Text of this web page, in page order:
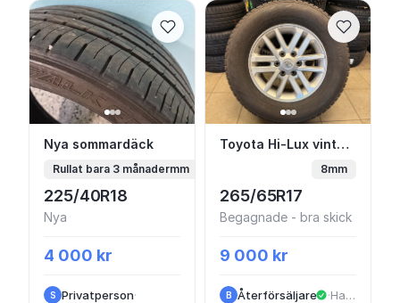
Nya sommardäck
Nya sommardäck
Rullat bara 3 månadermm
225/40R18
Nya
4 000 kr
S Privatperson·
Toyota Hi-LuxToyota Hi-Lux vinterhjul
8mm
265/65R17
Begagnade - bra skick
9 000 kr
B Återförsäljare · Halland